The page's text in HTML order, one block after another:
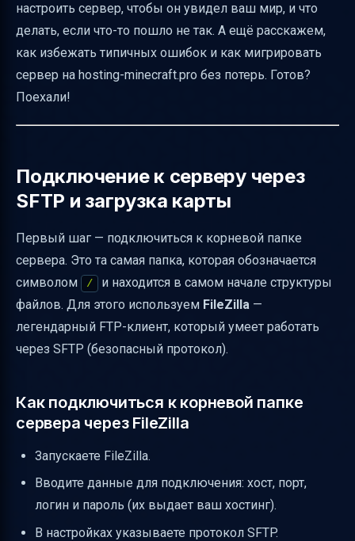
Совместимость карты и версии сервера
Распространённые ошибки и как их
избежать
Рекомендации по наименованию папки
Особенности MultiVerse при переключении
миров
установки карты
Перенос сервера на hosting-minecraft.pro —
что нужно знать
Таблица сравнения: до и после переноса на
hosting-minecraft.pro
настроить сервер, чтобы он увидел ваш мир, и что
делать, если что-то пошло не так. А ещё расскажем,
как избежать типичных ошибок и как мигрировать
сервер на hosting-minecraft.pro без потерь. Готов?
Поехали!
Подключение к серверу через
SFTP и загрузка карты
Первый шаг — подключиться к корневой папке
сервера. Это та самая папка, которая обозначается
символом
/
и находится в самом начале структуры
файлов. Для этого используем FileZilla —
легендарный FTP-клиент, который умеет работать
через SFTP (безопасный протокол).
Как подключиться к корневой папке
сервера через FileZilla
Запускаете FileZilla.
Вводите данные для подключения: хост, порт,
логин и пароль (их выдает ваш хостинг).
В настройках указываете протокол SFTP.